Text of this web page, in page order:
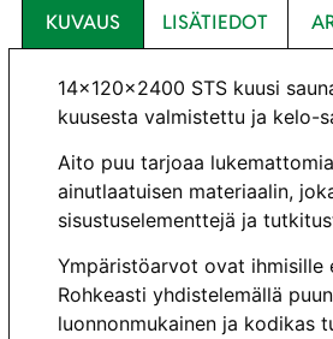
KUVAUS LISÄTIEDOT
14x120x2400 STS kuusi
kuusesta valmistettu ja kelo-
Aito puu tarjoaa
ainutlaatuisen materiaalin,
sisustuselementtejä ja
Ympäristöarvot ovat ihmisille
Rohkeasti yhdistelemällä
luonnonmukainen ja kodikas